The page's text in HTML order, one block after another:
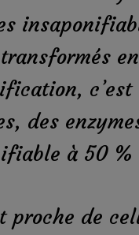
des
à 50
proche de